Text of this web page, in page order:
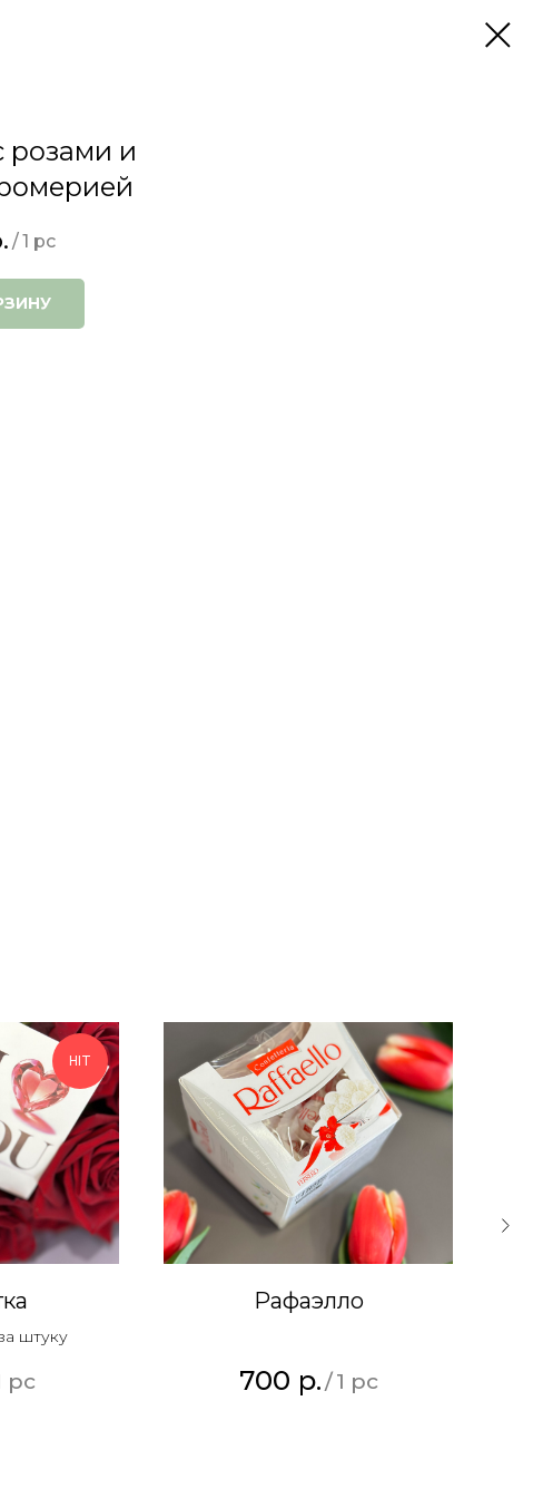
розами и
/1 pc
HIT
штуку
pc
Рафаэлло
700 р./1 pc